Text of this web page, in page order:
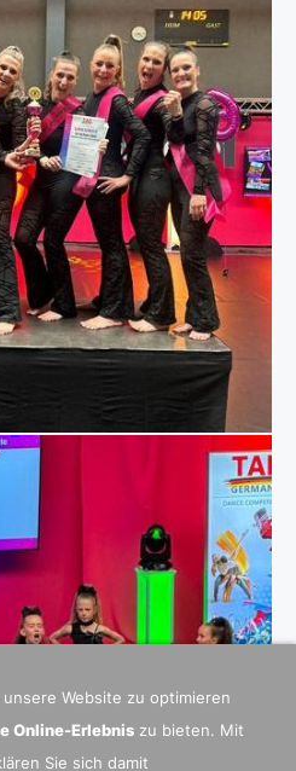
Website zu optimieren
Online-Erlebnis zu bieten. Mit
Sie sich damit